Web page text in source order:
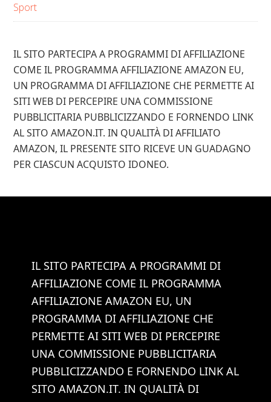
Sport
IL SITO PARTECIPA A PROGRAMMI DI AFFILIAZIONE
COME IL PROGRAMMA AFFILIAZIONE AMAZON EU,
UN PROGRAMMA DI AFFILIAZIONE CHE PERMETTE AI
SITI WEB DI PERCEPIRE UNA COMMISSIONE
PUBBLICITARIA PUBBLICIZZANDO E FORNENDO LINK
AL SITO AMAZON.IT. IN QUALITÀ DI AFFILIATO
AMAZON, IL PRESENTE SITO RICEVE UN GUADAGNO
PER CIASCUN ACQUISTO IDONEO.
IL SITO PARTECIPA A PROGRAMMI DI
AFFILIAZIONE COME IL PROGRAMMA
AFFILIAZIONE AMAZON EU, UN
PROGRAMMA DI AFFILIAZIONE CHE
PERMETTE AI SITI WEB DI PERCEPIRE
UNA COMMISSIONE PUBBLICITARIA
PUBBLICIZZANDO E FORNENDO LINK AL
SITO AMAZON.IT. IN QUALITÀ DI